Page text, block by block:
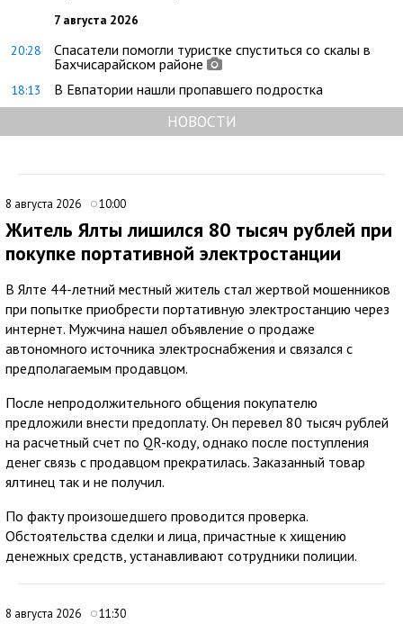
7 августа 2026
20:28
Спасатели помогли туристке спуститься со скалы в
Бахчисарайском районе
18:13 В Евпатории нашли пропавшего подростка
НОВОСТИ
8 августа 2026 10:00
Житель Ялты лишился 80 тысяч рублей при
покупке портативной электростанции
В Ялте 44-летний местный житель стал жертвой мошенников
при попытке приобрести портативную электростанцию через
интернет. Мужчина нашел объявление о продаже
автономного источника электроснабжения и связался с
предполагаемым продавцом.
После непродолжительного общения покупателю
предложили внести предоплату. Он перевел 80 тысяч рублей
на расчетный счет по QR-коду, однако после поступления
денег связь с продавцом прекратилась. Заказанный товар
ялтинец так и не получил.
По факту произошедшего проводится проверка.
Обстоятельства сделки и лица, причастные к хищению
денежных средств, устанавливают сотрудники полиции.
8 августа 2026 11:30